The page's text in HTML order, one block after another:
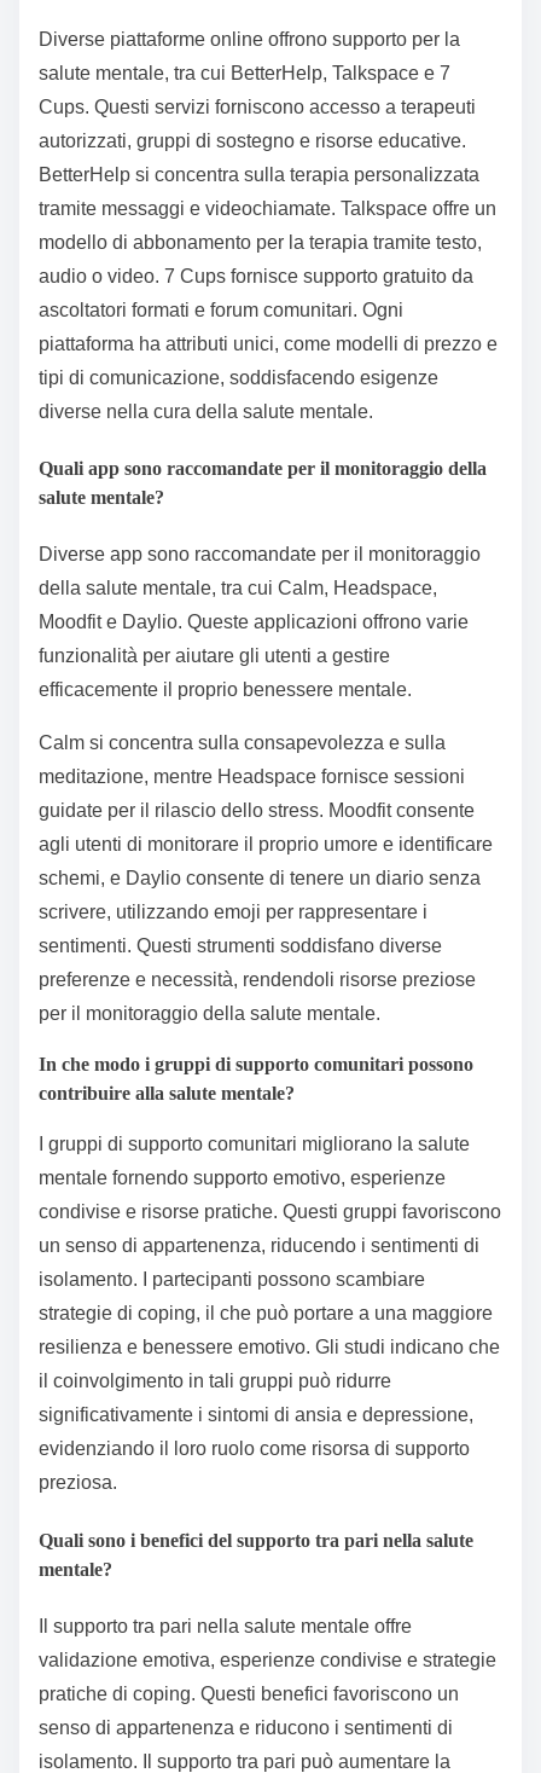
Diverse piattaforme online offrono supporto per la
salute mentale, tra cui BetterHelp, Talkspace e 7
Cups. Questi servizi forniscono accesso a terapeuti
autorizzati, gruppi di sostegno e risorse educative.
BetterHelp si concentra sulla terapia personalizzata
tramite messaggi e videochiamate. Talkspace offre un
modello di abbonamento per la terapia tramite testo,
audio o video. 7 Cups fornisce supporto gratuito da
ascoltatori formati e forum comunitari. Ogni
piattaforma ha attributi unici, come modelli di prezzo e
tipi di comunicazione, soddisfacendo esigenze
diverse nella cura della salute mentale.
Quali app sono raccomandate per il monitoraggio della
salute mentale?
Diverse app sono raccomandate per il monitoraggio
della salute mentale, tra cui Calm, Headspace,
Moodfit e Daylio. Queste applicazioni offrono varie
funzionalità per aiutare gli utenti a gestire
efficacemente il proprio benessere mentale.
Calm si concentra sulla consapevolezza e sulla
meditazione, mentre Headspace fornisce sessioni
guidate per il rilascio dello stress. Moodfit consente
agli utenti di monitorare il proprio umore e identificare
schemi, e Daylio consente di tenere un diario senza
scrivere, utilizzando emoji per rappresentare i
sentimenti. Questi strumenti soddisfano diverse
preferenze e necessità, rendendoli risorse preziose
per il monitoraggio della salute mentale.
In che modo i gruppi di supporto comunitari possono
contribuire alla salute mentale?
I gruppi di supporto comunitari migliorano la salute
mentale fornendo supporto emotivo, esperienze
condivise e risorse pratiche. Questi gruppi favoriscono
un senso di appartenenza, riducendo i sentimenti di
isolamento. I partecipanti possono scambiare
strategie di coping, il che può portare a una maggiore
resilienza e benessere emotivo. Gli studi indicano che
il coinvolgimento in tali gruppi può ridurre
significativamente i sintomi di ansia e depressione,
evidenziando il loro ruolo come risorsa di supporto
preziosa.
Quali sono i benefici del supporto tra pari nella salute
mentale?
Il supporto tra pari nella salute mentale offre
validazione emotiva, esperienze condivise e strategie
pratiche di coping. Questi benefici favoriscono un
senso di appartenenza e riducono i sentimenti di
isolamento. Il supporto tra pari può aumentare la